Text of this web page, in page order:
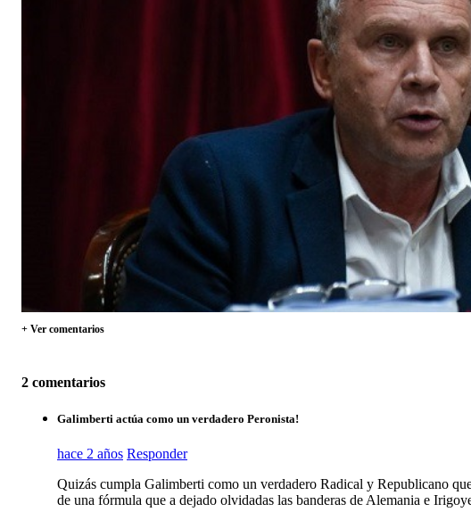
+ Ver comentarios
2 comentarios
Galimberti actúa como un verdadero Peronista!
hace 2 años Responder
Quizás cumpla Galimberti como un verdadero Radical y Republicano
de una fórmula que a dejado olvidadas las banderas de Alemania e